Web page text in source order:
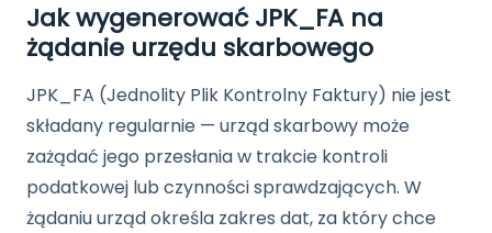
Jak wygenerować JPK_FA na
żądanie urzędu skarbowego
JPK_FA (Jednolity Plik Kontrolny Faktury) nie jest
składany regularnie — urząd skarbowy może
zażądać jego przesłania w trakcie kontroli
podatkowej lub czynności sprawdzających. W
żądaniu urząd określa zakres dat, za który chce